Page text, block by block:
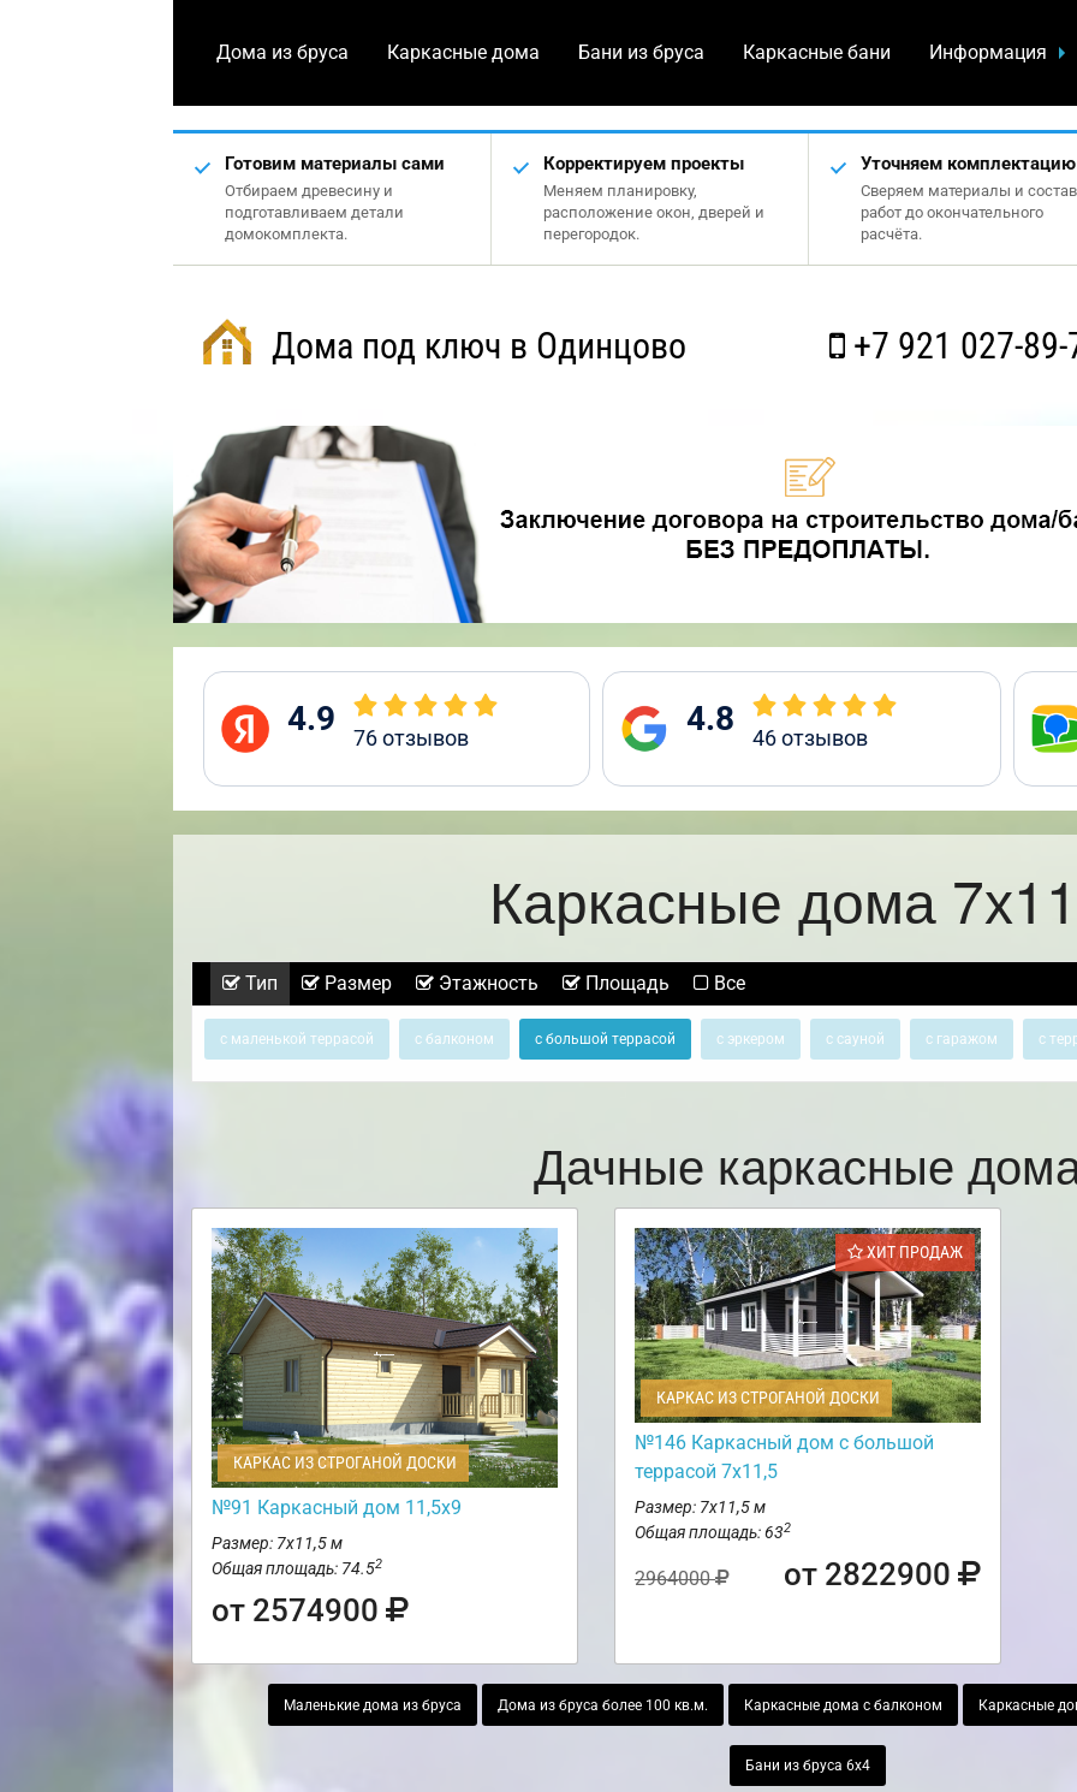
Дома из бруса Каркасные дома Бани из бруса Каркасные бани Информация
Готовим материалы сами
Отбираем древесину и
подготавливаем детали
домокомплекта.
Корректируем проекты
Меняем планировку,
расположение окон, дверей и
перегородок.
Уточняем комплектацию
Сверяем материалы и состав
работ до окончательного
расчёта.
Дома под ключ в Одинцово +7 921 027-89-
4.9 76отзывов 4.8 46отзывов
Каркасные дома
Тип Размер Этажность Площадь Все
с маленькой террасой с балконом с большой террасой с эркером с сауной с гаражом с
Дачные каркасные
КАРКАС ИЗ СТРОГАНОЙ ДОСКИ
№91 Каркасный дом 11,5х9
Размер: 7х11,5 м
Общая площадь: 74.52
от 2574900
ХИТ ПРОДАЖ
КАРКАС ИЗ СТРОГАНОЙ ДОСКИ
№146 Каркасный дом с большой
террасой 7х11,5
Размер: 7х11,5 м
Общая площадь: 632
2964000 от 2822900
Маленькие дома из бруса Дома из бруса более 100 кв.м. Каркасные дома с балконом Каркасные
Бани из бруса 6х4